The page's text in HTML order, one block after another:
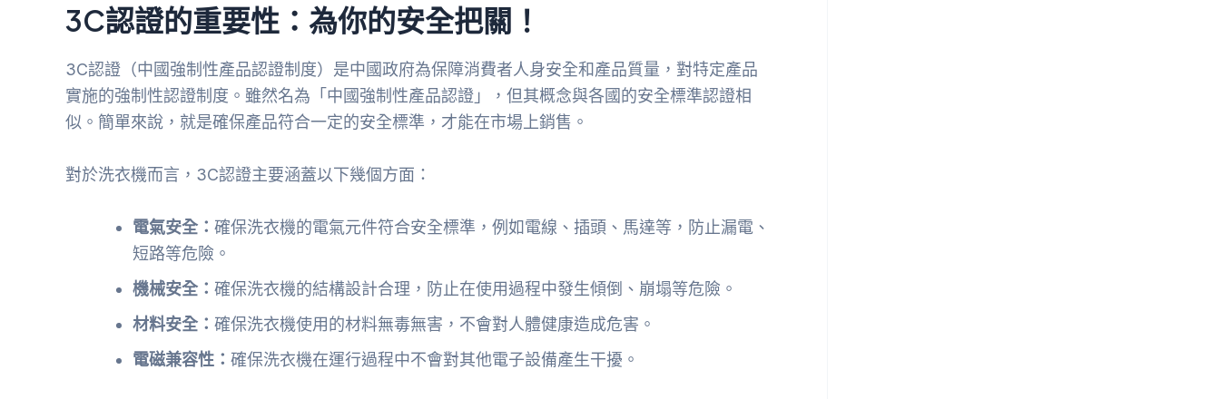
3C認證的重要性：為你的安全把關！
3C認證（中國強制性產品認證制度）是中國政府為保障消費者人身安全和產品質量，對特定產品
實施的強制性認證制度。雖然名為「中國強制性產品認證」，但其概念與各國的安全標準認證相
似。簡單來說，就是確保產品符合一定的安全標準，才能在市場上銷售。
對於洗衣機而言，3C認證主要涵蓋以下幾個方面：
電氣安全： 確保洗衣機的電氣元件符合安全標準，例如電線、插頭、馬達等，防止漏電、
短路等危險。
機械安全： 確保洗衣機的結構設計合理，防止在使用過程中發生傾倒、崩塌等危險。
材料安全： 確保洗衣機使用的材料無毒無害，不會對人體健康造成危害。
電磁兼容性： 確保洗衣機在運行過程中不會對其他電子設備產生干擾。